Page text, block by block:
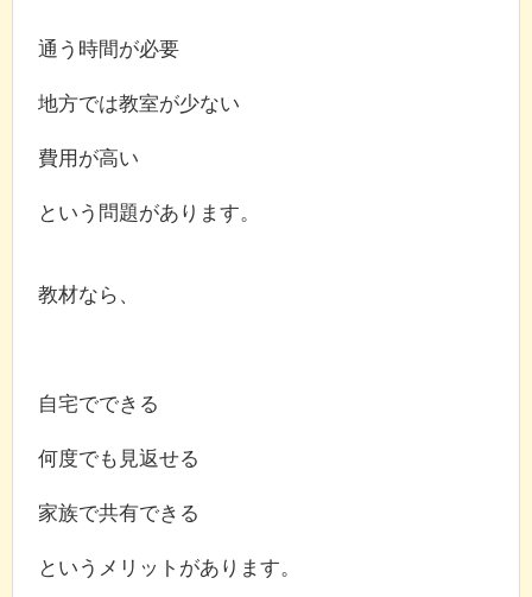
通う時間が必要
地方では教室が少ない
費用が高い
という問題があります。
教材なら、
自宅でできる
何度でも見返せる
家族で共有できる
というメリットがあります。